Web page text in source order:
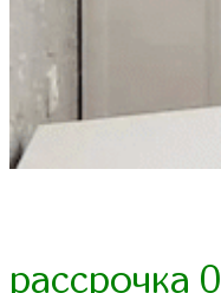
рассрочка